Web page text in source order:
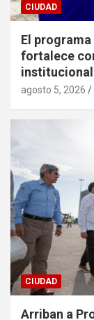
CIUDAD
El
fortalece
agosto 5, 2026
CIUDAD
Arriban a